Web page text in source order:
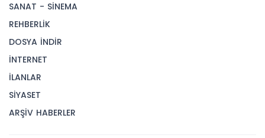
SANAT - SİNEMA
REHBERLİK
DOSYA İNDİR
İNTERNET
İLANLAR
SİYASET
ARŞİV HABERLER